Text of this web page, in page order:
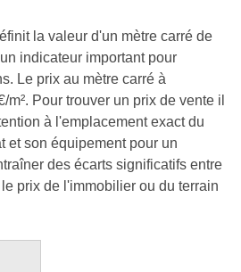
la valeur d'un mètre carré de
indicateur important pour
Le prix au mètre carré à
Pour trouver un prix de vente il
à l'emplacement exact du
et son équipement pour un
des écarts significatifs entre
prix de l'immobilier ou du terrain